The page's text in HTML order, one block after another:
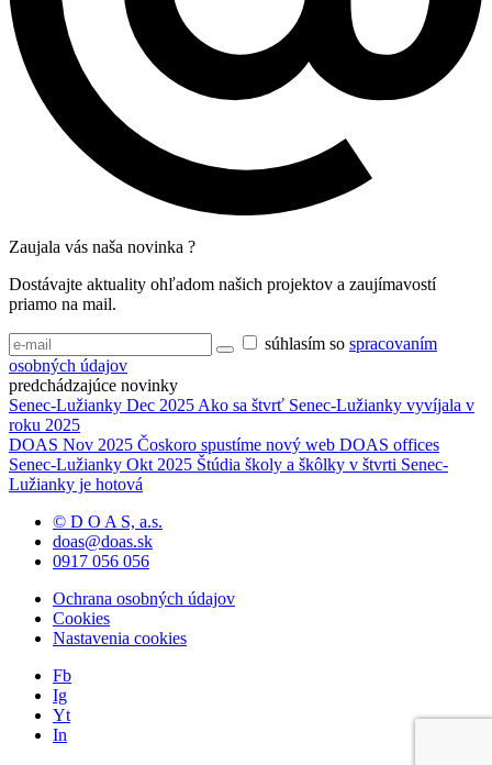
Zaujala vás naša novinka ?
Dostávajte aktuality ohľadom našich projektov a zaujímavostí
priamo na mail.
súhlasím so spracovaním
osobných údajov
predchádzajúce novinky
Senec-Lužianky Dec 2025 Ako sa štvrť Senec-Lužianky vyvíjala v
roku 2025
DOAS Nov 2025 Čoskoro spustíme nový web DOAS offices
Senec-Lužianky Okt 2025 Štúdia školy a škôlky v štvrti Senec-
Lužianky je hotová
© D O A S, a.s.
doas@doas.sk
0917 056 056
Ochrana osobných údajov
Cookies
Nastavenia cookies
Fb
Ig
Yt
In